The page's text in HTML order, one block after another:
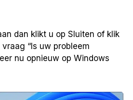
dan klikt u op Sluiten of klik
“Is uw probleem
nu opnieuw op Windows